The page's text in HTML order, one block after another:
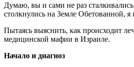
Думаю, вы и сами не раз
столкнулись на Земле Обетованной,
Пытаясь выяснить, как происходит
медицинской мафии в Израиле.
Начало и диагноз